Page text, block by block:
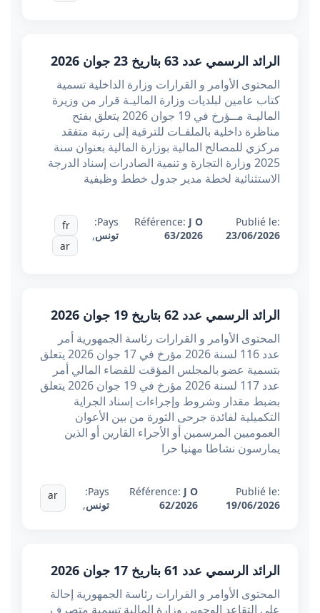
الرائد الرسمي عدد 63 بتاريخ 23 جوان 2026
المحتوى الأوامر و القرارات وزارة الداخلية تسمية
كتاب عامين لبلديات وزارة الماليـة قرار من وزيرة
الماليـة مــؤرخ في 19 جوان 2026 يتعلق بفتح
مناظرة داخلية بالملفـات للترقية إلى رتبة متفقد
مركزي للمصالح المالية بوزارة المالية بعنوان سنة
2025 وزارة التجارة و تنمية الصادرات إسناد الدرجة
الاستثنائية لخطة مدير جدول خطط وظيفية
Publié le:
23/06/2026
Référence: J O
63/2026
Pays:
تونس,
fr
ar
الرائد الرسمي عدد 62 بتاريخ 19 جوان 2026
المحتوى الأوامر و القرارات رئاسة الجمهورية أمر
عدد 116 لسنة 2026 مؤرخ في 17 جوان 2026 يتعلق
بتسمية عضو بالمجلس المؤقت للقضاء المالي أمر
عدد 117 لسنة 2026 مؤرخ في 19 جوان 2026 يتعلق
بضبط مقدار وشروط وإجراءات إسناد الجراية
التكميلية لفائدة جرحى الثورة من بين الأعوان
العموميين المرسمين أو الأجراء القارين أو الذين
يمارسون نشاطا مهنيا حرا
Publié le:
19/06/2026
Référence: J O
62/2026
Pays:
تونس,
ar
الرائد الرسمي عدد 61 بتاريخ 17 جوان 2026
المحتوى الأوامر و القرارات رئاسة الجمهورية إحالة
على التقاعد الوجوبي وزارة المالية تسمية متصرف